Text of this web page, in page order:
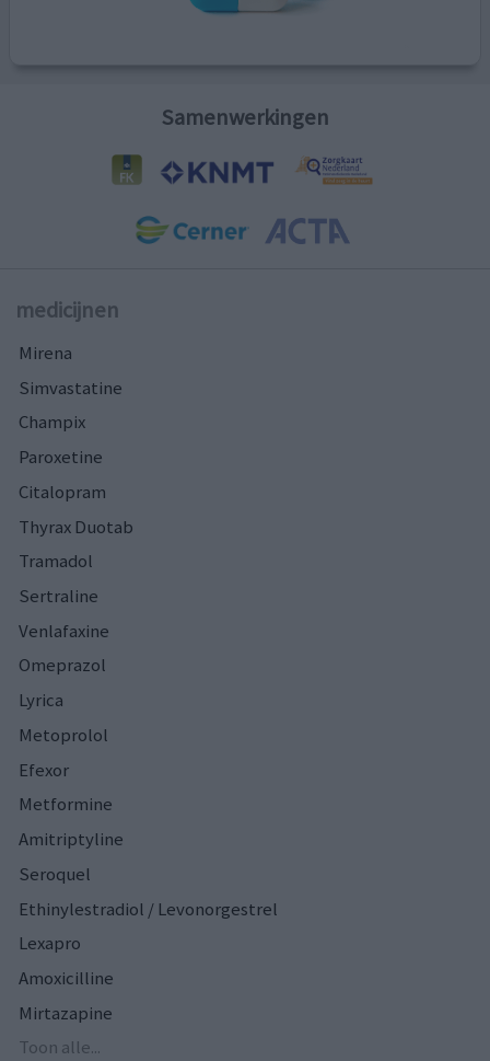
Samenwerkingen
medicijnen
Mirena
Simvastatine
Champix
Paroxetine
Citalopram
Thyrax Duotab
Tramadol
Sertraline
Venlafaxine
Omeprazol
Lyrica
Metoprolol
Efexor
Metformine
Amitriptyline
Seroquel
Ethinylestradiol / Levonorgestrel
Lexapro
Amoxicilline
Mirtazapine
Toon alle...